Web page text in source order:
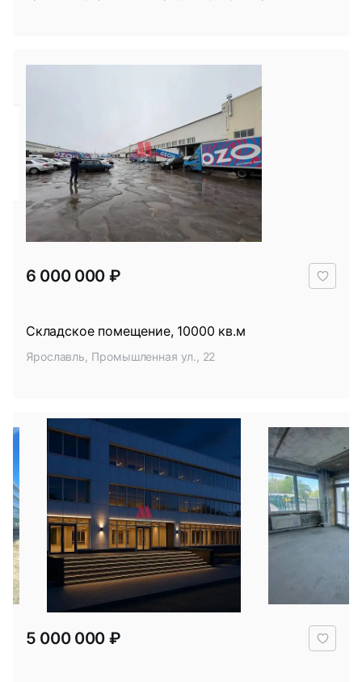
Складское помещение, 10000 кв.м
Ярославль, Промышленная ул., 22
6 000 000 ₽
5 000 000 ₽